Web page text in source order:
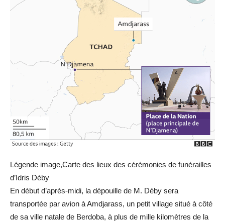
Légende image,Carte des lieux des cérémonies de funérailles
d’Idris Déby
En début d’après-midi, la dépouille de M. Déby sera
transportée par avion à Amdjarass, un petit village situé à côté
de sa ville natale de Berdoba, à plus de mille kilomètres de la